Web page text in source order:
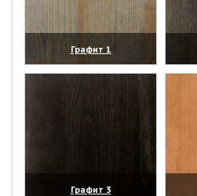
Графит 1
(увеличить)
Графит 3